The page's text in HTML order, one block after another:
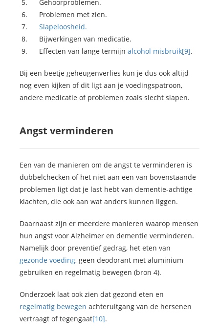
Gehoorproblemen.
Problemen met zien.
Slapeloosheid.
Bijwerkingen van medicatie.
Effecten van lange termijnalcohol misbruik[9].
Bij een beetje geheugenverlies kun je dus ook altijd
nog even kijken of dit ligt aan je voedingspatroon,
andere medicatie of problemen zoals slecht slapen.
Angst verminderen
Een van de manieren om de angst te verminderen is
dubbelchecken of het niet aan een van bovenstaande
problemen ligt dat je last hebt van dementie-achtige
klachten, die ook aan wat anders kunnen liggen.
Daarnaast zijn er meerdere manieren waarop mensen
hun angst voor Alzheimer en dementie verminderen.
Namelijk door preventief gedrag, het eten van
gezonde voeding, geen deodorant met aluminium
gebruiken en regelmatig bewegen (bron 4).
Onderzoek laat ook zien dat gezond eten en
regelmatig bewegen achteruitgang van de hersenen
vertraagt of tegengaat[10].